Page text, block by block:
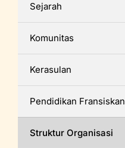
Sejarah
Komunitas
Kerasulan
Pendidikan Fransiskan
Struktur Organisasi